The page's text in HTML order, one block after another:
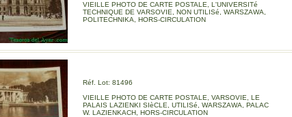
VIEILLE PHOTO DE CARTE POSTALE, L'UNIVERSITé
TECHNIQUE DE VARSOVIE, NON UTILISé, WARSZAWA,
POLITECHNIKA, HORS-CIRCULATION
Réf. Lot: 81496
VIEILLE PHOTO DE CARTE POSTALE, VARSOVIE, LE
PALAIS LAZIENKI SIèCLE, UTILISé, WARSZAWA, PALAC
W. LAZIENKACH, HORS-CIRCULATION